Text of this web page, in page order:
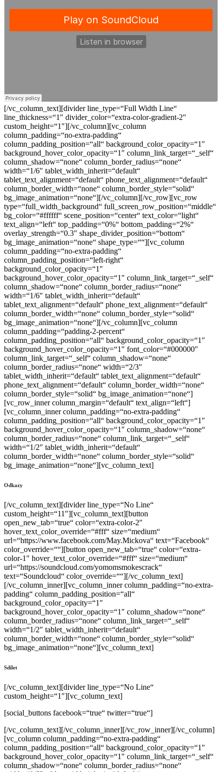
[/vc_column_text][divider line_type=“Full Width Line“
line_thickness=“1″ divider_color=“extra-color-gradient-2″
custom_height=“1″][/vc_column][vc_column
column_padding=“no-extra-padding“
column_padding_position=“all“ background_color_opacity=“1″
background_hover_color_opacity=“1″ column_link_target=“_self“
column_shadow=“none“ column_border_radius=“none“
width=“1/6″ tablet_width_inherit=“default“
tablet_text_alignment=“default“ phone_text_alignment=“default“
column_border_width=“none“ column_border_style=“solid“
bg_image_animation=“none“][/vc_column][/vc_row][vc_row
type=“full_width_background“ full_screen_row_position=“middle“
bg_color=“#ffffff“ scene_position=“center“ text_color=“light“
text_align=“left“ top_padding=“0%“ bottom_padding=“2%“
overlay_strength=“0.3″ shape_divider_position=“bottom“
bg_image_animation=“none“ shape_type=““][vc_column
column_padding=“no-extra-padding“
column_padding_position=“left-right“
background_color_opacity=“1″
background_hover_color_opacity=“1″ column_link_target=“_self“
column_shadow=“none“ column_border_radius=“none“
width=“1/6″ tablet_width_inherit=“default“
tablet_text_alignment=“default“ phone_text_alignment=“default“
column_border_width=“none“ column_border_style=“solid“
bg_image_animation=“none“][/vc_column][vc_column
column_padding=“padding-2-percent“
column_padding_position=“all“ background_color_opacity=“1″
background_hover_color_opacity=“1″ font_color=“#000000″
column_link_target=“_self“ column_shadow=“none“
column_border_radius=“none“ width=“2/3″
tablet_width_inherit=“default“ tablet_text_alignment=“default“
phone_text_alignment=“default“ column_border_width=“none“
column_border_style=“solid“ bg_image_animation=“none“]
[vc_row_inner column_margin=“default“ text_align=“left“]
[vc_column_inner column_padding=“no-extra-padding“
column_padding_position=“all“ background_color_opacity=“1″
background_hover_color_opacity=“1″ column_shadow=“none“
column_border_radius=“none“ column_link_target=“_self“
width=“1/2″ tablet_width_inherit=“default“
column_border_width=“none“ column_border_style=“solid“
bg_image_animation=“none“][vc_column_text]
Odkazy
[/vc_column_text][divider line_type=“No Line“
custom_height=“11″][vc_column_text][button
open_new_tab=“true“ color=“extra-color-2″
hover_text_color_override=“#fff“ size=“medium“
url=“https://www.facebook.com/May.Mickova“ text=“Facebook“
color_override=““][button open_new_tab=“true“ color=“extra-
color-1″ hover_text_color_override=“#fff“ size=“medium“
url=“https://soundcloud.com/yomomsmokescrack“
text=“Soundcloud“ color_override=““][/vc_column_text]
[/vc_column_inner][vc_column_inner column_padding=“no-extra-
padding“ column_padding_position=“all“
background_color_opacity=“1″
background_hover_color_opacity=“1″ column_shadow=“none“
column_border_radius=“none“ column_link_target=“_self“
width=“1/2″ tablet_width_inherit=“default“
column_border_width=“none“ column_border_style=“solid“
bg_image_animation=“none“][vc_column_text]
Sdílet
[/vc_column_text][divider line_type=“No Line“
custom_height=“1″][vc_column_text]
[social_buttons facebook=“true“ twitter=“true“]
[/vc_column_text][/vc_column_inner][/vc_row_inner][/vc_column]
[vc_column column_padding=“no-extra-padding“
column_padding_position=“all“ background_color_opacity=“1″
background_hover_color_opacity=“1″ column_link_target=“_self“
column_shadow=“none“ column_border_radius=“none“